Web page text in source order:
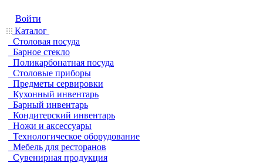
Войти
Каталог
Столовая посуда
Барное стекло
Поликарбонатная посуда
Столовые приборы
Предметы сервировки
Кухонный инвентарь
Барный инвентарь
Кондитерский инвентарь
Ножи и аксессуары
Технологическое оборудование
Мебель для ресторанов
Сувенирная продукция